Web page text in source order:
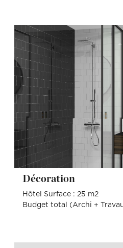
Décoration
Hôtel Surface : 25 m2
Budget total (Archi +